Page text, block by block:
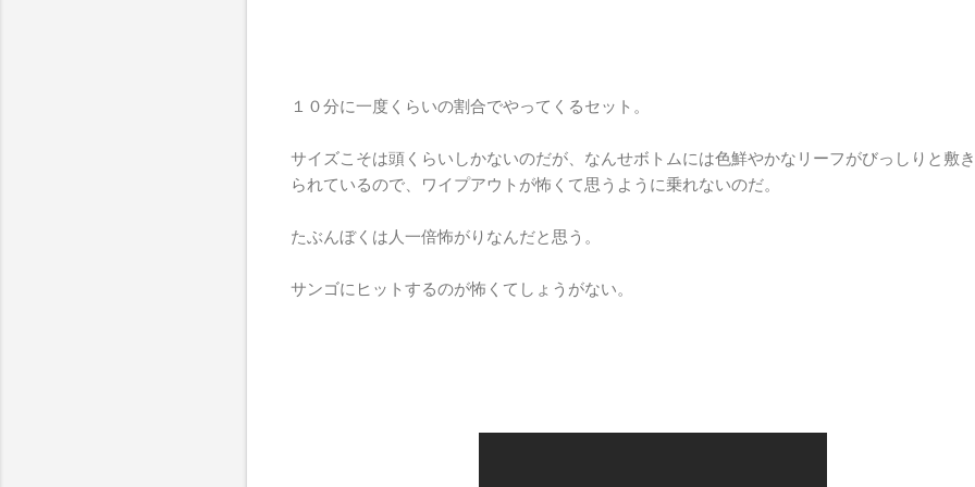
１０分に一度くらいの割合でやってくるセット。
サイズこそは頭くらいしかないのだが、なんせボトムには色鮮やかなリーフがびっしりと敷
られているので、ワイプアウトが怖くて思うように乗れないのだ。
たぶんぼくは人一倍怖がりなんだと思う。
サンゴにヒットするのが怖くてしょうがない。